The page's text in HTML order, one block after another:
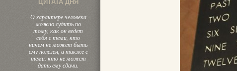
ЦИТАТА ДНЯ
О характере человека
можно судить по
тому, как он ведет
себя с теми, кто
ничем не может быть
ему полезен, а также с
теми, кто не может
дать ему сдачи.